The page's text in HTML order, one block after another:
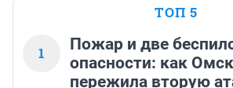
ТОП 5
1
Пожар и две
опасности: как
пережила вторую